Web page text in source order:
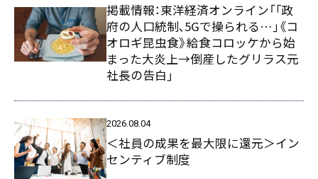
掲載情報：東洋経済オンライン「｢政
府の人口統制､5Gで操られる…｣《コ
オロギ昆虫食》給食コロッケから始
まった大炎上→倒産したグリラス元
社長の告白」
2026.08.04
＜社員の成果を最大限に還元＞イン
センティブ制度